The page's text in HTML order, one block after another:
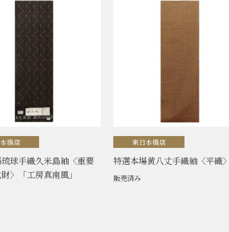
橋店
球手織久米島紬〈重要
〉「工房真南風」
東日本橋店
特選本場黄八丈手織紬〈平織〉
販売済み